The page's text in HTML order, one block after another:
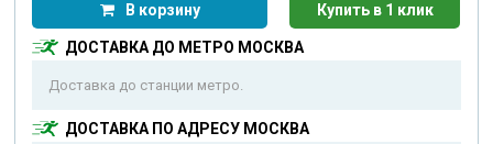
В корзину Купить в 1 клик
ДОСТАВКА ДО МЕТРО МОСКВА
Доставка до станции метро.
ДОСТАВКА ПО АДРЕСУ МОСКВА